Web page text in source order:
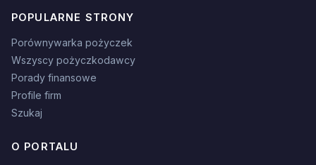
POPULARNE STRONY
Porównywarka pożyczek
Wszyscy pożyczkodawcy
Porady finansowe
Profile firm
Szukaj
O PORTALU